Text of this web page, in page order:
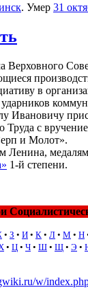
. Умер 31
Верховного
в
Ивановичу
Труда с
и Молот».
Ленина,
1-й степени.
• З • И • К • Л • М • Н
• Ц • Ч • Ш • Щ • Э •
w/